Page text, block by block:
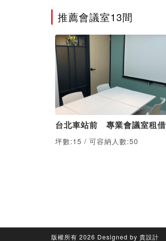
推薦會議室13間
台北車站前 專業會議室租借
坪數:15 / 可容納人數:50
版權所有 2026 Designed by 貴設計